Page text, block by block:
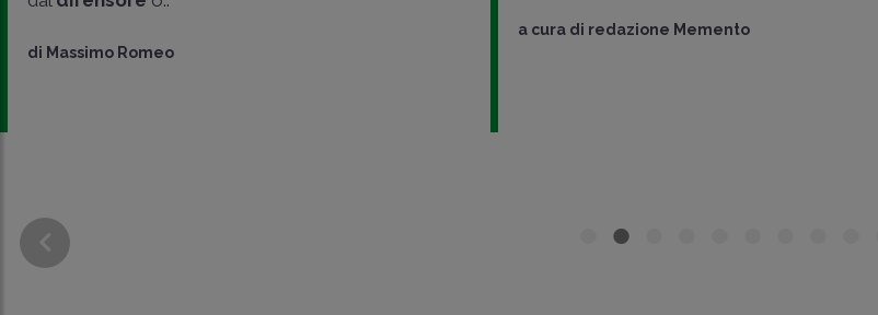
di Massimo Romeo
a cura di redazione Memento